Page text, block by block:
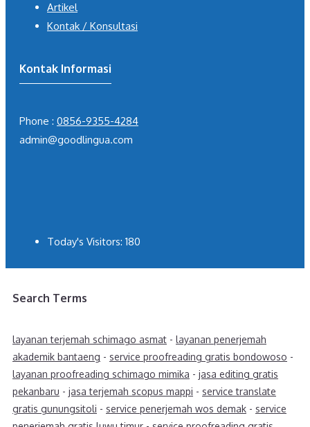
Artikel
Kontak / Konsultasi
Kontak Informasi
Phone : 0856-9355-4284
admin@goodlingua.com
Today's Visitors: 180
Search Terms
layanan terjemah schimago asmat - layanan penerjemah
akademik bantaeng - service proofreading gratis bondowoso -
layanan proofreading schimago mimika - jasa editing gratis
pekanbaru - jasa terjemah scopus mappi - service translate
gratis gunungsitoli - service penerjemah wos demak - service